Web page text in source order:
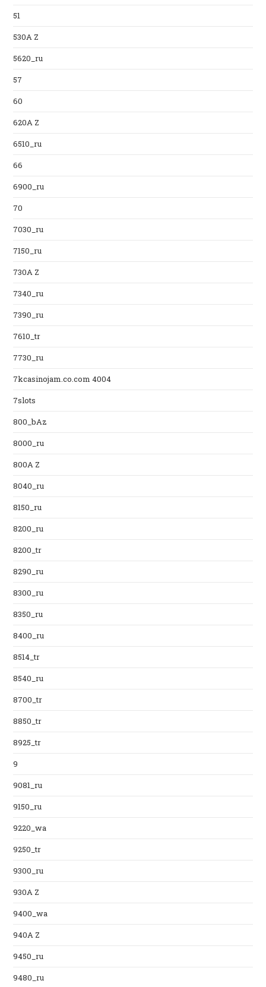
51
530A Z
5620_ru
57
60
620A Z
6510_ru
66
6900_ru
70
7030_ru
7150_ru
730A Z
7340_ru
7390_ru
7610_tr
7730_ru
7kcasinojam.co.com 4004
7slots
800_bAz
8000_ru
800A Z
8040_ru
8150_ru
8200_ru
8200_tr
8290_ru
8300_ru
8350_ru
8400_ru
8514_tr
8540_ru
8700_tr
8850_tr
8925_tr
9
9081_ru
9150_ru
9220_wa
9250_tr
9300_ru
930A Z
9400_wa
940A Z
9450_ru
9480_ru